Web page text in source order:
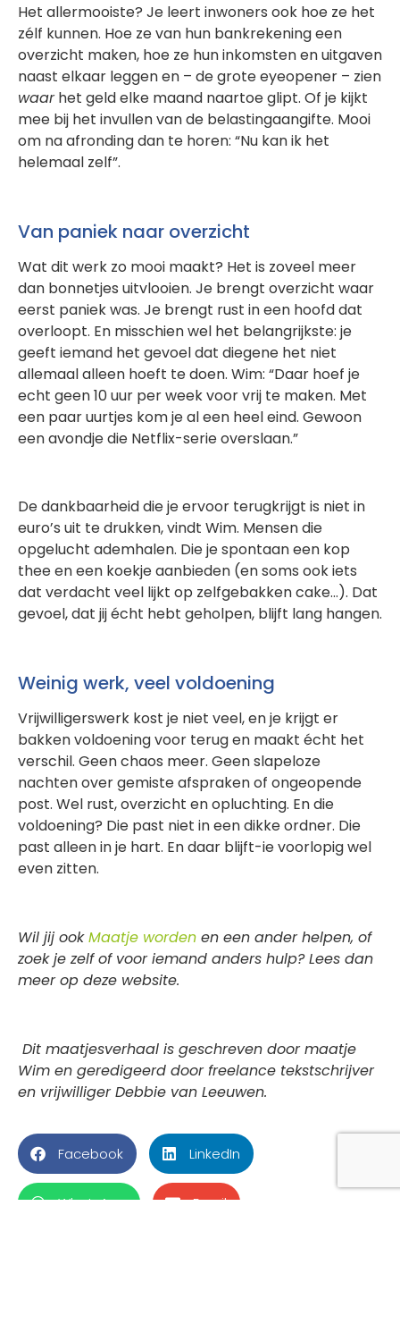
Het allermooiste? Je leert inwoners ook hoe ze het
zélf kunnen. Hoe ze van hun bankrekening een
overzicht maken, hoe ze hun inkomsten en uitgaven
naast elkaar leggen en – de grote eyeopener – zien
waarhet geld elke maand naartoe glipt. Of je kijkt
mee bij het invullen van de belastingaangifte. Mooi
om na afronding dan te horen: “Nu kan ik het
helemaal zelf”.
Van paniek naar overzicht
Wat dit werk zo mooi maakt? Het is zoveel meer
dan bonnetjes uitvlooien. Je brengt overzicht waar
eerst paniek was. Je brengt rust in een hoofd dat
overloopt. En misschien wel het belangrijkste: je
geeft iemand het gevoel dat diegene het niet
allemaal alleen hoeft te doen. Wim: “Daar hoef je
echt geen 10 uur per week voor vrij te maken. Met
een paar uurtjes kom je al een heel eind. Gewoon
een avondje die Netflix-serie overslaan.”
De dankbaarheid die je ervoor terugkrijgt is niet in
euro’s uit te drukken, vindt Wim. Mensen die
opgelucht ademhalen. Die je spontaan een kop
thee en een koekje aanbieden (en soms ook iets
dat verdacht veel lijkt op zelfgebakken cake…). Dat
gevoel, dat jij écht hebt geholpen, blijft lang hangen.
Weinig werk, veel voldoening
Vrijwilligerswerk kost je niet veel, en je krijgt er
bakken voldoening voor terug en maakt écht het
verschil. Geen chaos meer. Geen slapeloze
nachten over gemiste afspraken of ongeopende
post. Wel rust, overzicht en opluchting. En die
voldoening? Die past niet in een dikke ordner. Die
past alleen in je hart. En daar blijft-ie voorlopig wel
even zitten.
Wil jij ookMaatje worden en een ander helpen, of
zoek je zelf of voor iemand anders hulp? Lees dan
meer op deze website.
Dit maatjesverhaal is geschreven door maatje
Wim en geredigeerd door freelance tekstschrijver
en vrijwilliger Debbie van Leeuwen.
Facebook LinkedIn
WhatsApp Email